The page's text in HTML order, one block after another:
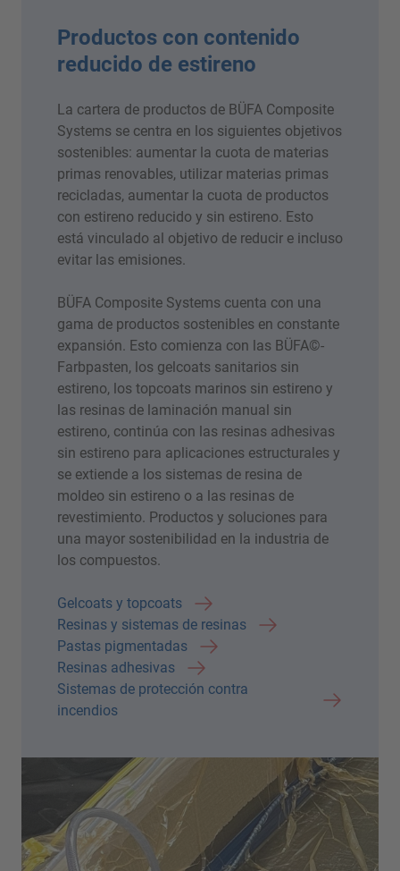
Productos con contenido
reducido de estireno
La cartera de productos de BÜFA Composite
Systems se centra en los siguientes objetivos
sostenibles: aumentar la cuota de materias
primas renovables, utilizar materias primas
recicladas, aumentar la cuota de productos
con estireno reducido y sin estireno. Esto
está vinculado al objetivo de reducir e incluso
evitar las emisiones.
BÜFA Composite Systems cuenta con una
gama de productos sostenibles en constante
expansión. Esto comienza con las BÜFA©-
Farbpasten, los gelcoats sanitarios sin
estireno, los topcoats marinos sin estireno y
las resinas de laminación manual sin
estireno, continúa con las resinas adhesivas
sin estireno para aplicaciones estructurales y
se extiende a los sistemas de resina de
moldeo sin estireno o a las resinas de
revestimiento. Productos y soluciones para
una mayor sostenibilidad en la industria de
los compuestos.
Gelcoats y topcoats
Resinas y sistemas de resinas
Pastas pigmentadas
Resinas adhesivas
Sistemas de protección contra
incendios